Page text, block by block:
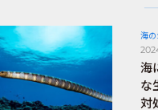
海の
海
な
対